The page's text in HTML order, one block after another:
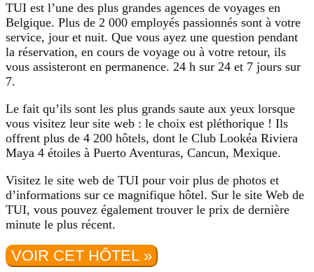
TUI est l’une des plus grandes agences de voyages en
Belgique. Plus de 2 000 employés passionnés sont à votre
service, jour et nuit. Que vous ayez une question pendant
la réservation, en cours de voyage ou à votre retour, ils
vous assisteront en permanence. 24 h sur 24 et 7 jours sur
7.
Le fait qu’ils sont les plus grands saute aux yeux lorsque
vous visitez leur site web : le choix est pléthorique ! Ils
offrent plus de 4 200 hôtels, dont le Club Lookéa Riviera
Maya 4 étoiles à Puerto Aventuras, Cancun, Mexique.
Visitez le site web de TUI pour voir plus de photos et
d’informations sur ce magnifique hôtel. Sur le site Web de
TUI, vous pouvez également trouver le prix de dernière
minute le plus récent.
VOIR CET HÔTEL »